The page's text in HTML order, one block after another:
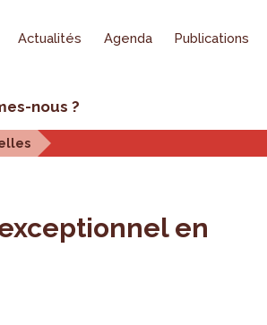
Actualités Agenda Publications
nous ?
en